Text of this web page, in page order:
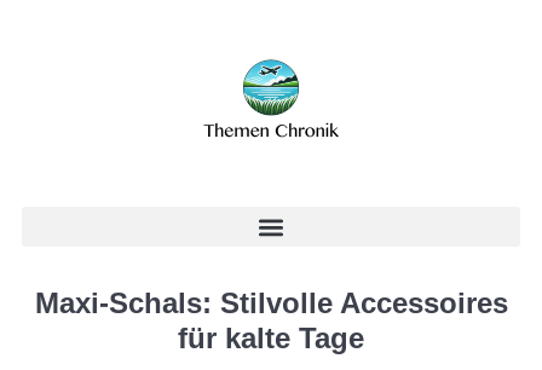
Maxi-Schals: Stilvolle Accessoires
für kalte Tage